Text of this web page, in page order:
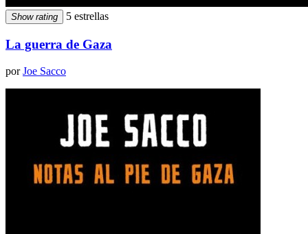
Show rating 5 estrellas
La guerra de Gaza
porJoe Sacco